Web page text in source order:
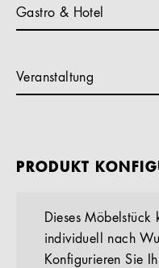
Gastro & Hotel
Veranstaltung
PRODUKT
Dieses Möbelstück
individuell nach
Konfigurieren Sie